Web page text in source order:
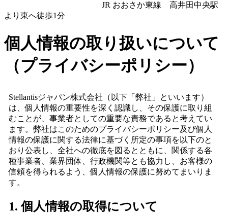
JR おおさか東線 高井田中央駅
より東へ徒歩1分
個人情報の取り扱いについて
（プライバシーポリシー）
Stellantisジャパン株式会社（以下「弊社」といいます）
は、個人情報の重要性を深く認識し、その保護に取り組
むことが、事業者としての重要な責務であると考えてい
ます。弊社はこのためのプライバシーポリシー及び個人
情報の保護に関する法律に基づく所定の事項を以下のと
おり公表し、全社への徹底を図るとともに、関係する各
種事業者、業界団体、行政機関等とも協力し、お客様の
信頼を得られるよう、個人情報の保護に努めてまいりま
す。
1. 個人情報の取得について